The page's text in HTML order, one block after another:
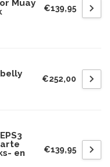
Muay
€139,95
€252,00
en
€139,95